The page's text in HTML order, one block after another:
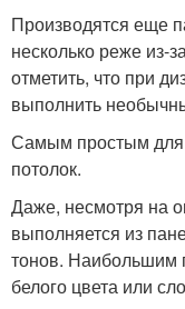
Производятся еще
несколько реже из-
отметить, что при
выполнить
Самым простым для
потолок.
Даже, несмотря на
выполняется из
тонов. Наибольшим
белого цвета или